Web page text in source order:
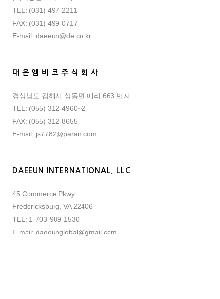
TEL: (031) 497-2211
FAX: (031) 499-0717
E-mail: daeeun@de.co.kr
대 은 엠 비 코 주 식 회 사
경상남도 김해시 상동면 매리 663 번지
TEL: (055) 312-4960~2
FAX: (055) 312-8655
E-mail: js7782@paran.com
DAEEUN INTERNATIONAL, LLC
45 Commerce Pkwy
Fredericksburg, VA 22406
TEL: 1-703-989-1530
E-mail: daeeunglobal@gmail.com